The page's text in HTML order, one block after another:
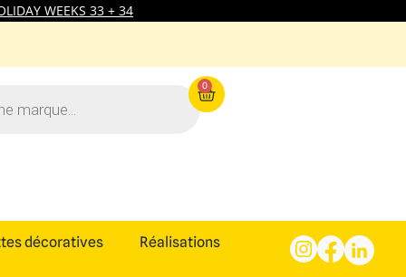
WEEKS 33 + 34
0
décoratives Réalisations